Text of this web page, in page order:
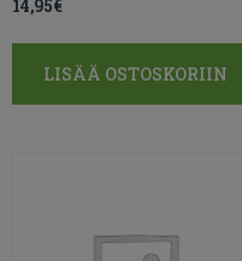
14,95€
LISÄÄ OSTOSKORIIN